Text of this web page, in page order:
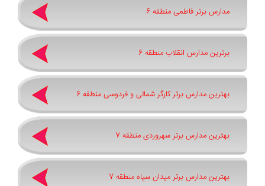
مدارس برتر فاطمی منطقه 6
برترین مدارس انقلاب منطقه 6
بهترین مدارس برتر کارگر شمالی و فردوسی منطقه 6
بهترین مدارس برتر سهروردی منطقه 7
بهترین مدارس برتر میدان سپاه منطقه 7